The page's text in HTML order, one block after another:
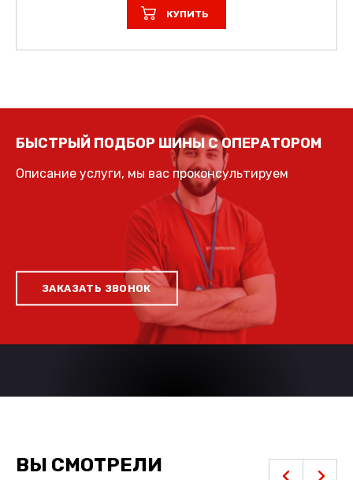
КУПИТЬ
БЫСТРЫЙ ПОДБОР ШИНЫ С ОПЕРАТОРОМ
Описание услуги, мы вас проконсультируем
ЗАКАЗАТЬ ЗВОНОК
ВЫ СМОТРЕЛИ